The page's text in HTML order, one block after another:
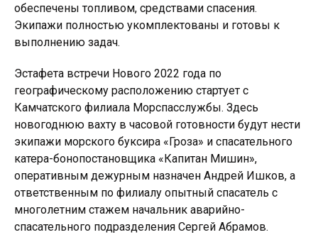
обеспечены топливом, средствами спасения.
Экипажи полностью укомплектованы и готовы к
выполнению задач.
Эстафета встречи Нового 2022 года по
географическому расположению стартует с
Камчатского филиала Морспасслужбы. Здесь
новогоднюю вахту в часовой готовности будут нести
экипажи морского буксира «Гроза» и спасательного
катера-бонопостановщика «Капитан Мишин»,
оперативным дежурным назначен Андрей Ишков, а
ответственным по филиалу опытный спасатель с
многолетним стажем начальник аварийно-
спасательного подразделения Сергей Абрамов.